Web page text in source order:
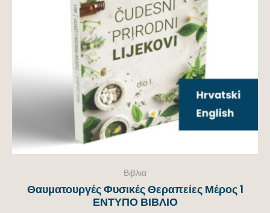
Βιβλια
Θαυματουργές Φυσικές Θεραπείες Μέρος 1
ΕΝΤΥΠΟ ΒΙΒΛΙΟ